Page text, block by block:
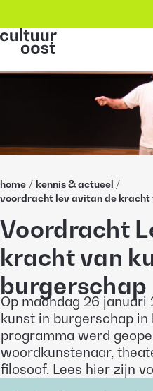
home / kennis & actueel /
voordracht lev avitan de kracht
Voordracht
kracht van
burgerschap
Op maandag 26
kunst in burgerschap in
programma werd
woordkunstenaar,
filosoof. Lees hier zijn